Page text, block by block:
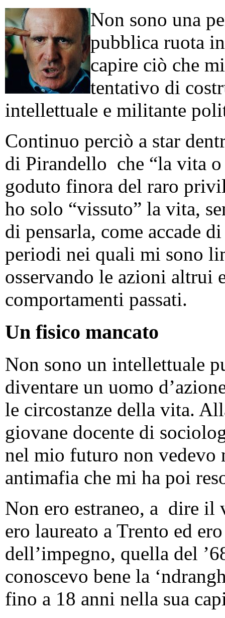
Non sono una
pubblica ruota
capire ciò che
tentativo di
intellettuale e militante
Continuo perciò a star
di Pirandello che “la vita
goduto finora del raro
ho solo “vissuto” la vita,
di pensarla, come accade
periodi nei quali mi sono
osservando le azioni altrui
comportamenti passati.
Un fisico mancato
Non sono un intellettuale
diventare un uomo
le circostanze della vita.
giovane docente di
nel mio futuro non vedevo
antimafia che mi ha poi
Non ero estraneo, a dire il
ero laureato a Trento ed
dell’impegno, quella del
conoscevo bene la
fino a 18 anni nella sua